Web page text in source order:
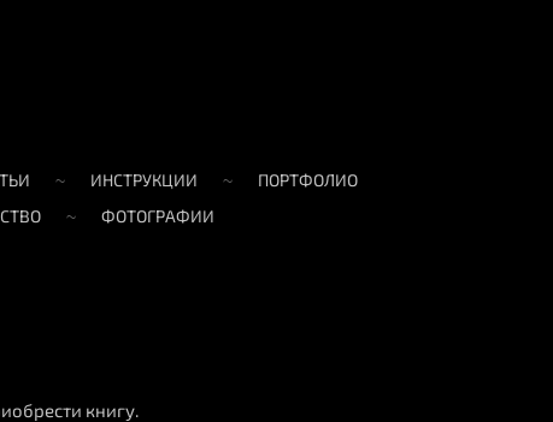
ИНСТРУКЦИИ
ПОРТФОЛИО
ФОТОГРАФИИ
книгу.